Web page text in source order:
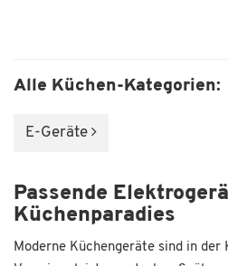
Alle Küchen-Kategorien:
E-Geräte
Passende
Küchenparadies
Moderne Küchengeräte sind in der